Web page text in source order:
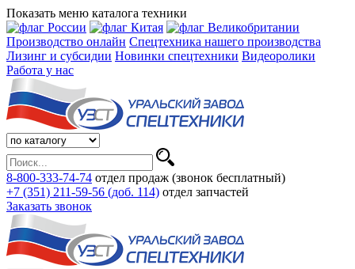
Показать меню каталога техники
Производство онлайн Спецтехника нашего производства
Лизинг и субсидии Новинки спецтехники Видеоролики
Работа у нас
8-800-333-74-74 отдел продаж (звонок бесплатный)
+7 (351) 211-59-56 (доб. 114) отдел запчастей
Заказать звонок